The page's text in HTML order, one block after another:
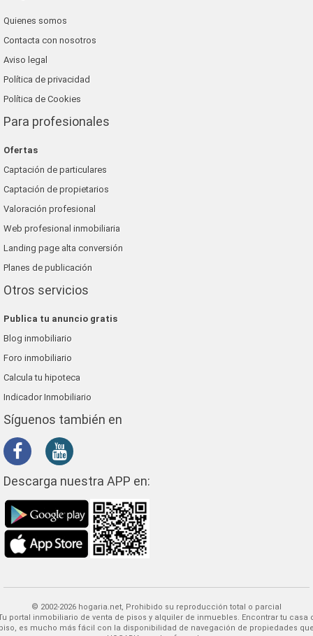
Quienes somos
Contacta con nosotros
Aviso legal
Política de privacidad
Política de Cookies
Para profesionales
Ofertas
Captación de particulares
Captación de propietarios
Valoración profesional
Web profesional inmobiliaria
Landing page alta conversión
Planes de publicación
Otros servicios
Publica tu anuncio gratis
Blog inmobiliario
Foro inmobiliario
Calcula tu hipoteca
Indicador Inmobiliario
Síguenos también en
Descarga nuestra APP en:
© 2002-2026 hogaria.net, Prohibido su reproducción total o parcial
Encontrar tu casa o
es mucho más fácil con la disponibilidad de navegación de propiedades